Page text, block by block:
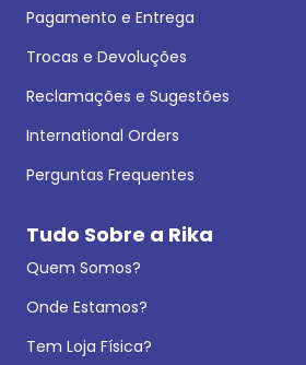
Pagamento e Entrega
Trocas e Devoluções
Reclamações e Sugestões
International Orders
Perguntas Frequentes
Tudo Sobre a Rika
Quem Somos?
Onde Estamos?
Tem Loja Física?